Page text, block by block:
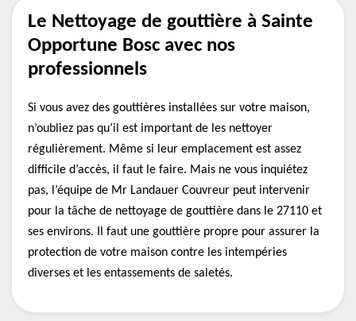
Le Nettoyage de gouttière à Sainte
Opportune Bosc avec nos
professionnels
Si vous avez des gouttières installées sur votre maison,
n’oubliez pas qu’il est important de les nettoyer
régulièrement. Même si leur emplacement est assez
difficile d’accès, il faut le faire. Mais ne vous inquiétez
pas, l’équipe de Mr Landauer Couvreur peut intervenir
pour la tâche de nettoyage de gouttière dans le 27110 et
ses environs. Il faut une gouttière propre pour assurer la
protection de votre maison contre les intempéries
diverses et les entassements de saletés.